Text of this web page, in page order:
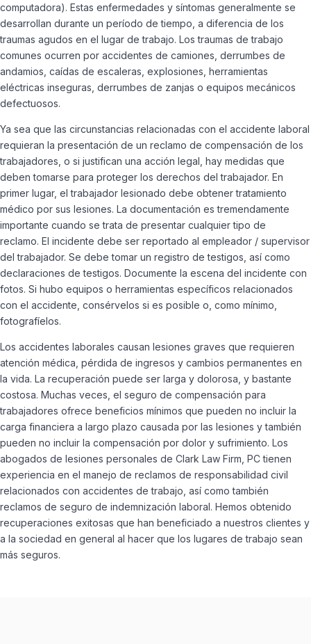
computadora). Estas enfermedades y síntomas generalmente se
desarrollan durante un período de tiempo, a diferencia de los
traumas agudos en el lugar de trabajo. Los traumas de trabajo
comunes ocurren por accidentes de camiones, derrumbes de
andamios, caídas de escaleras, explosiones, herramientas
eléctricas inseguras, derrumbes de zanjas o equipos mecánicos
defectuosos.
Ya sea que las circunstancias relacionadas con el accidente laboral
requieran la presentación de un reclamo de compensación de los
trabajadores, o si justifican una acción legal, hay medidas que
deben tomarse para proteger los derechos del trabajador. En
primer lugar, el trabajador lesionado debe obtener tratamiento
médico por sus lesiones. La documentación es tremendamente
importante cuando se trata de presentar cualquier tipo de
reclamo. El incidente debe ser reportado al empleador / supervisor
del trabajador. Se debe tomar un registro de testigos, así como
declaraciones de testigos. Documente la escena del incidente con
fotos. Si hubo equipos o herramientas específicos relacionados
con el accidente, consérvelos si es posible o, como mínimo,
fotografíelos.
Los accidentes laborales causan lesiones graves que requieren
atención médica, pérdida de ingresos y cambios permanentes en
la vida. La recuperación puede ser larga y dolorosa, y bastante
costosa. Muchas veces, el seguro de compensación para
trabajadores ofrece beneficios mínimos que pueden no incluir la
carga financiera a largo plazo causada por las lesiones y también
pueden no incluir la compensación por dolor y sufrimiento. Los
abogados de lesiones personales de Clark Law Firm, PC tienen
experiencia en el manejo de reclamos de responsabilidad civil
relacionados con accidentes de trabajo, así como también
reclamos de seguro de indemnización laboral. Hemos obtenido
recuperaciones exitosas que han beneficiado a nuestros clientes y
a la sociedad en general al hacer que los lugares de trabajo sean
más seguros.